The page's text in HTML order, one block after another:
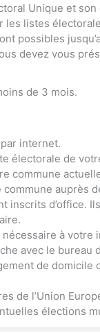
Unique et
listes
possibles
devez vous
de 3 mois.
internet.
électorale de
commune
auprès
d’office.
à
avec le
de domicile
de l’Union
élections